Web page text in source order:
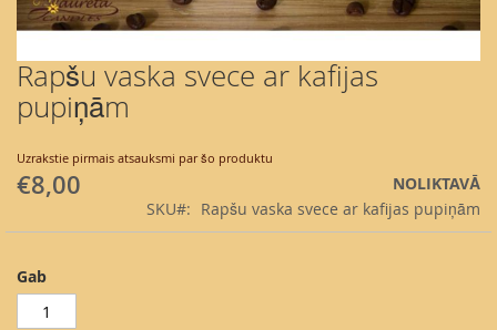
Rapšu vaska svece ar kafijas
pupiņām
Uzrakstie pirmais atsauksmi par šo produktu
€8,00
NOLIKTAVĀ
SKU
Rapšu vaska svece ar kafijas pupiņām
Gab
Skip
to
the
of
the
images